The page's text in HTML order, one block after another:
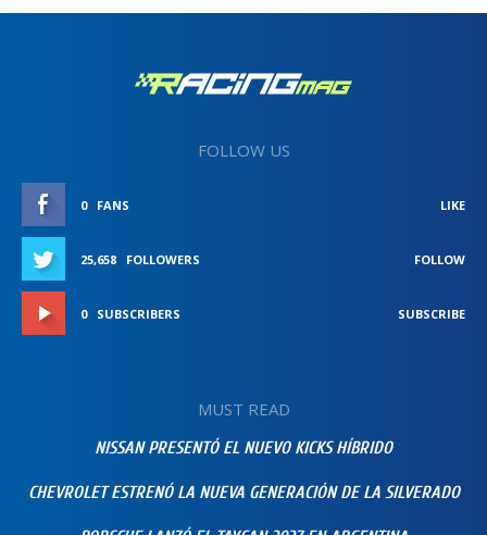
FOLLOW US
0 FANS LIKE
25,658 FOLLOWERS FOLLOW
0 SUBSCRIBERS SUBSCRIBE
MUST READ
NISSAN PRESENTÓ EL NUEVO KICKS HÍBRIDO
CHEVROLET ESTRENÓ LA NUEVA GENERACIÓN DE LA SILVERADO